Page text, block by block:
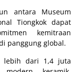
antara Museum
Tiongkok dapat
kemitraan
panggung global.
lebih dari 1,4 juta